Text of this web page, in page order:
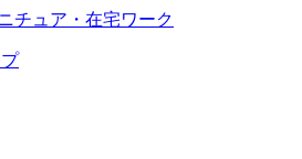
チュア・在宅ワーク